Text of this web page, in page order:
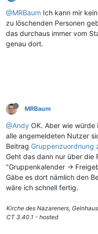
@MRBaum Ich kann mir
zu löschenden Personen
das durchaus immer vom
genau dort.
MRBaum
@Andy OK. Aber wie
alle angemeldeten Nutzer
Beitrag Gruppenzuordnung
Geht das dann nur über
"Gruppenkalender ->
Gäbe es dort nämlich den
wäre ich schnell fertig.
Kirche des Nazareners,
CT 3.40.1 - hosted